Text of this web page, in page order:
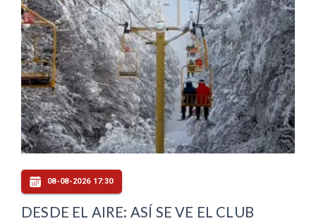
08-08-2026 17:30
DESDE EL AIRE: ASÍ SE VE EL CLUB